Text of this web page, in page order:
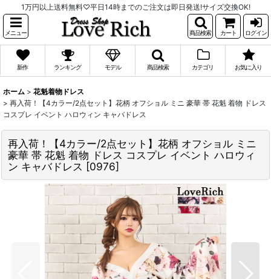
1万円以上送料無料♡平日14時までのご注文は即日発送!サイズ交換OK!
メニュー 商品検索 カート ログイン
新作 ランキング モデル 商品検索 カテゴリ お気に入り
ホーム > 花魁着物ドレス
> 再入荷！【4カラー/2点セット】花柄 オフショル ミニ 豪華 帯 花魁 着物 ドレス
コスプレ イベント ハロウィン キャバドレス
再入荷！【4カラー/2点セット】花柄 オフショル ミニ
豪華 帯 花魁 着物 ドレス コスプレ イベント ハロウィ
ン キャバドレス [0976]